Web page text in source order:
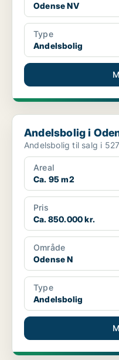
Odense NV
Type
Andelsbolig
Andelsbolig i Odense N
Andelsbolig i
Andelsbolig til salg i
Areal
Ca. 95 m2
Pris
Ca. 850.000 kr.
Område
Odense N
Type
Andelsbolig